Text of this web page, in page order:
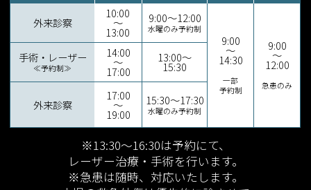
外来診察
10:00
～
13:00
9:00～12:00
水曜のみ予約制
9:00
～
14:30
一部
予約制
9:00
～
12:00
急患のみ
手術・レーザー
≪予約制≫
14:00
～
17:00
13:00～
15:30
外来診察
17:00
～
19:00
15:30～17:30
水曜のみ予約制
※13:30～16:30は予約にて、
レーザー治療・手術を行います。
※急患は随時、対応いたします。